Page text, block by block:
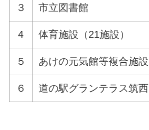
３ 市立図書館
4 体育施設（21施設）
５ あけの元気館等複合施設
６ 道の駅グランテラス筑西